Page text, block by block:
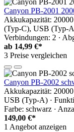
Canyon PB-2001
Akkukapazität:
(Typ-C), USB (Typ-
Verbindungen: 2 ·
ab 14,99 €*
3 Preise vergleichen
Canyon PB-2002
Akkukapazität:
USB (Typ-A) ·
Farbe: schwarz ·
149,00 €*
1 Angebot anzeigen